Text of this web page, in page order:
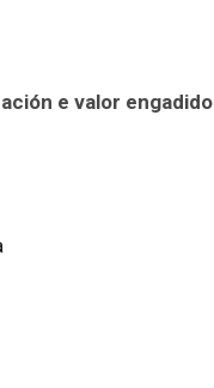
e valor engadido